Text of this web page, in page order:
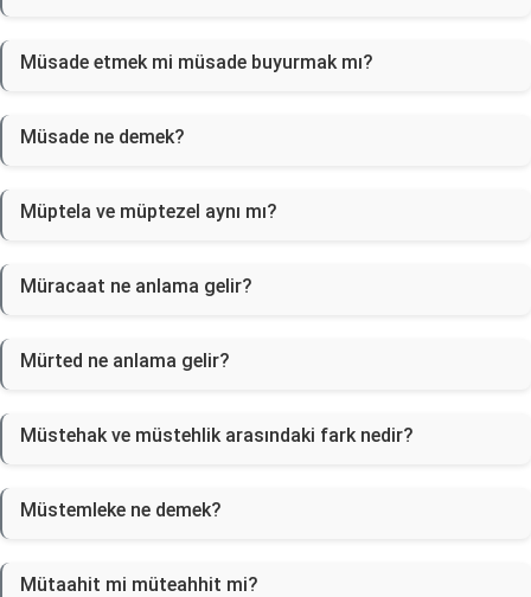
Müsade etmek mi müsade buyurmak mı?
Müsade ne demek?
Müptela ve müptezel aynı mı?
Müracaat ne anlama gelir?
Mürted ne anlama gelir?
Müstehak ve müstehlik arasındaki fark nedir?
Müstemleke ne demek?
Mütaahit mi müteahhit mi?